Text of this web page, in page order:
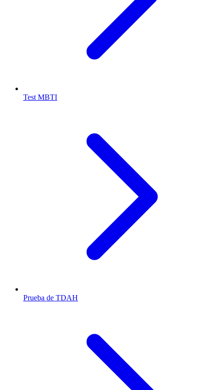
Test MBTI
Prueba de TDAH